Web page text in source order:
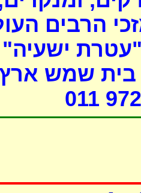
הרבים
ישעיה"
שמש
011